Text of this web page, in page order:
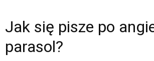
Jak się pisze po
parasol?